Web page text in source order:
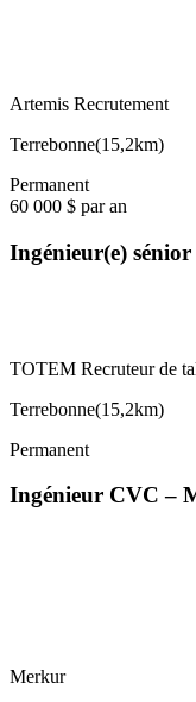
Artemis Recrutement
Terrebonne(15,2km)
Permanent
60 000 $ par an
Ingénieur(e)
TOTEM Recruteur de
Terrebonne(15,2km)
Permanent
Ingénieur CVC –
Merkur